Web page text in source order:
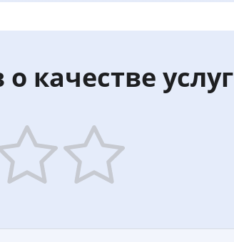
качестве услуг